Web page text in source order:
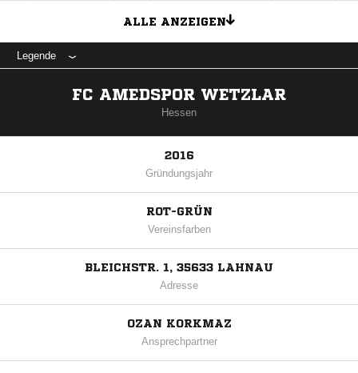
ALLE ANZEIGEN
Legende
FC AMEDSPOR WETZLAR
Hessen
2016
Gründungsjahr
ROT-GRÜN
Vereinsfarben
BLEICHSTR. 1, 35633 LAHNAU
Adresse
OZAN KORKMAZ
Ansprechpartner